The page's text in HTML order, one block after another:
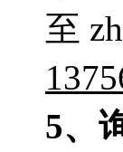
至
5、